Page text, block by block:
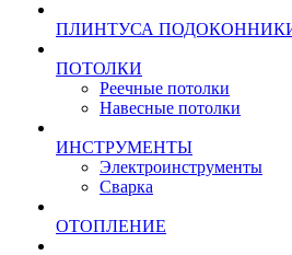
ПЛИНТУСА
ПОТОЛКИ
Реечные потолки
Навесные потолки
ИНСТРУМЕНТЫ
Электроинструменты
Сварка
ОТОПЛЕНИЕ